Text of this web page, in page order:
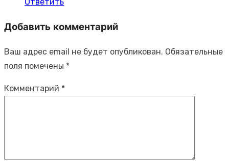
Добавить комментарий
Ваш адрес email не будет опубликован. Обязательные
поля помечены *
Комментарий *